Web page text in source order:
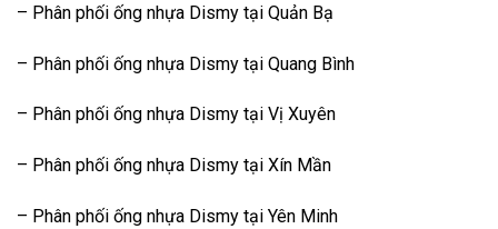
– Phân phối ống nhựa Dismy tại Quản Bạ
– Phân phối ống nhựa Dismy tại Quang Bình
– Phân phối ống nhựa Dismy tại Vị Xuyên
– Phân phối ống nhựa Dismy tại Xín Mần
– Phân phối ống nhựa Dismy tại Yên Minh